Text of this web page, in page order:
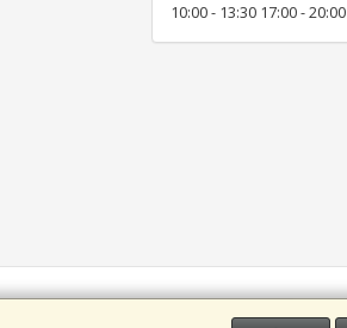
10:00 - 13:30 17:00 - 20:00